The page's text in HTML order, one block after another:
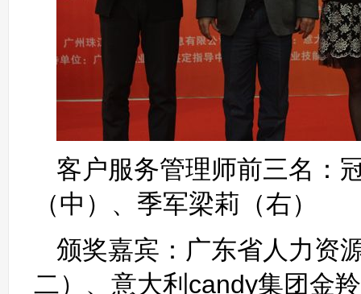
客户服务管理师前三名：
（中）、季军梁莉（右）
颁奖嘉宾：广东省人力资
二）、意大利candy集团金